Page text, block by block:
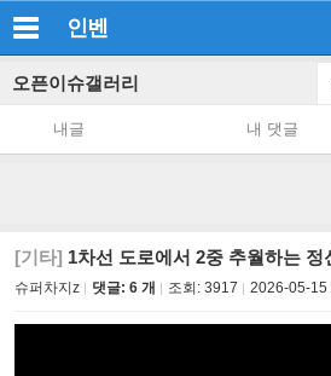
인벤
오픈이슈갤러리
내글 내 댓글
[기타] 1차선 도로에서 2중 추월하는 정
슈퍼차지z 댓글: 6 개 조회: 3917 2026-05-15